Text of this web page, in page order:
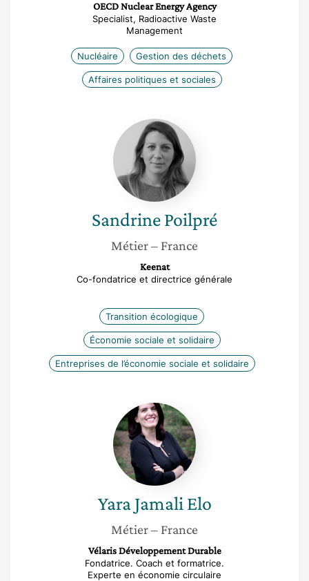
OECD Nuclear Energy Agency
Specialist, Radioactive Waste
Management
Nucléaire Gestion des déchets
Affaires politiques et sociales
Sandrine
Poilpré
SandrinePoilpré
Métier– France
Keenat
Co-fondatrice et directrice générale
Transition écologique
Économie sociale et solidaire
Entreprises de l’économie sociale et solidaire
Yara
Jamali
Elo
Yara Jamali Elo
Métier– France
Vélaris Développement Durable
Fondatrice. Coach et formatrice.
Experte en économie circulaire